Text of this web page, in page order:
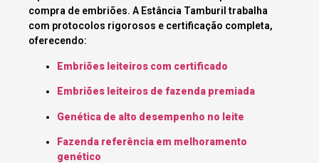
compra de embriões. A Estância Tamburil trabalha
com protocolos rigorosos e certificação completa,
oferecendo:
Embriões leiteiros com certificado
Embriões leiteiros de fazenda premiada
Genética de alto desempenho no leite
Fazenda referência em melhoramento
genético